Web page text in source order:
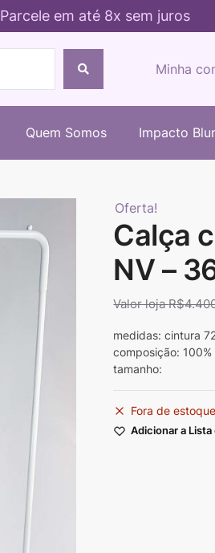
Parcele em até 8x sem juros
Minha
Quem Somos Impacto
Oferta!
Calça
NV –
R$
medidas: cintura
composição: 100%
tamanho:
Fora de estoque
Adicionar a